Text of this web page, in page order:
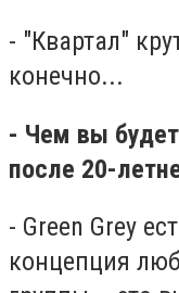
- "Квартал"
конечно...
- Чем вы
после 20-
- Green Grey
концепция